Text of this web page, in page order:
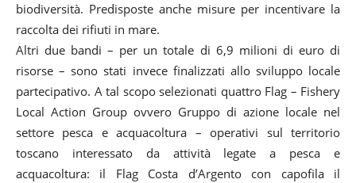
biodiversità. Predisposte anche misure per incentivare la
raccolta dei rifiuti in mare.
Altri due bandi – per un totale di 6,9 milioni di euro di
risorse – sono stati invece finalizzati allo sviluppo locale
partecipativo. A tal scopo selezionati quattro Flag – Fishery
Local Action Group ovvero Gruppo di azione locale nel
settore pesca e acquacoltura – operativi sul territorio
toscano interessato da attività legate a pesca e
acquacoltura: il Flag Costa d’Argento con capofila il